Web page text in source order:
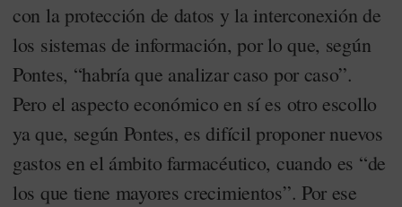
con la protección de datos y la interconexión de
los sistemas de información, por lo que, según
Pontes, “habría que analizar caso por caso”.
Pero el aspecto económico en sí es otro escollo
ya que, según Pontes, es difícil proponer nuevos
gastos en el ámbito farmacéutico, cuando es “de
los que tiene mayores crecimientos”. Por ese